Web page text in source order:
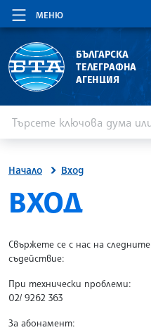
МЕНЮ
БЪЛГАРСКА
ТЕЛЕГРАФНА
АГЕНЦИЯ
Начало Вход
SITE.BTA
ВХОД
Свържете се с нас на
съдействие:
При технически проблеми:
02/ 9262 363
За абонамент: